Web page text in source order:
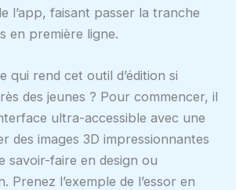
l’app, faisant passer la tranche
en première ligne.
qui rend cet outil d’édition si
des jeunes ? Pour commencer, il
ultra-accessible avec une
des images 3D impressionnantes
savoir-faire en design ou
Prenez l’exemple de l’essor en